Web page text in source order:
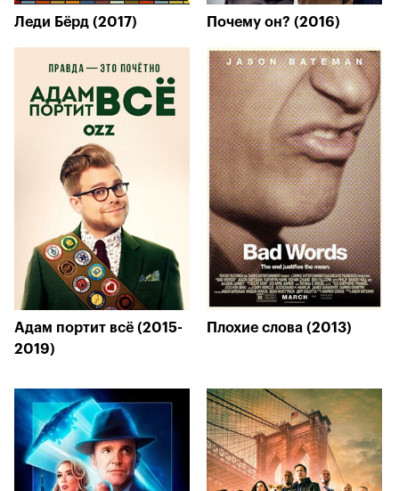
Леди Бёрд (2017) Почему он? (2016)
Адам портит всё (2015-
2019)
Плохие слова (2013)